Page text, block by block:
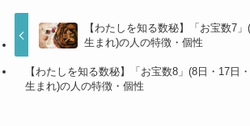
【わたしを知る数秘】「お宝数7
生まれ)の人の特徴・個性
【わたしを知る数秘】「お宝数8」(8日・17日
生まれ)の人の特徴・個性